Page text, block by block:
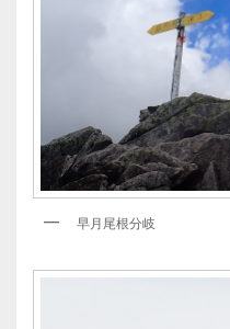
早月尾根分岐